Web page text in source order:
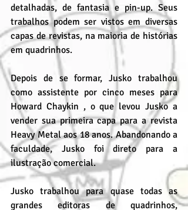
detalhadas, de fantasia e pin-up. Seus
trabalhos podem ser vistos em diversas
capas de revistas, na maioria de histórias
em quadrinhos.
Depois de se formar, Jusko trabalhou
como assistente por cinco meses para
Howard Chaykin , o que levou Jusko a
vender sua primeira capa para a revista
Heavy Metal aos 18 anos. Abandonando a
faculdade, Jusko foi direto para a
ilustração comercial.
Jusko trabalhou para quase todas as
grandes editoras de quadrinhos,